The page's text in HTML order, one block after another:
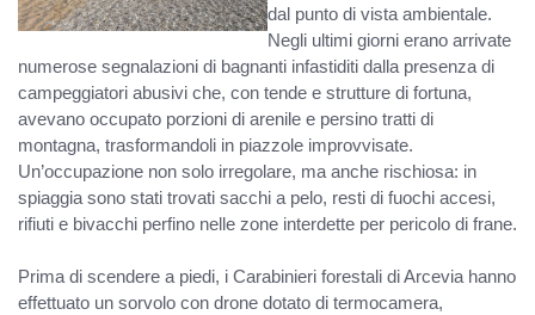
dal punto di vista ambientale.
Negli ultimi giorni erano arrivate
numerose segnalazioni di bagnanti infastiditi dalla presenza di
campeggiatori abusivi che, con tende e strutture di fortuna,
avevano occupato porzioni di arenile e persino tratti di
montagna, trasformandoli in piazzole improvvisate.
Un’occupazione non solo irregolare, ma anche rischiosa: in
spiaggia sono stati trovati sacchi a pelo, resti di fuochi accesi,
rifiuti e bivacchi perfino nelle zone interdette per pericolo di frane.
Prima di scendere a piedi, i Carabinieri forestali di Arcevia hanno
effettuato un sorvolo con drone dotato di termocamera,